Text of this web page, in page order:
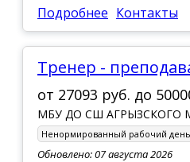
Подробнее Контакты
Тренер -
от 27093 руб. до
МБУ ДО СШ АГРЫЗСКОГО
Ненормированный рабочий день
Обновлено: 07 августа 2026